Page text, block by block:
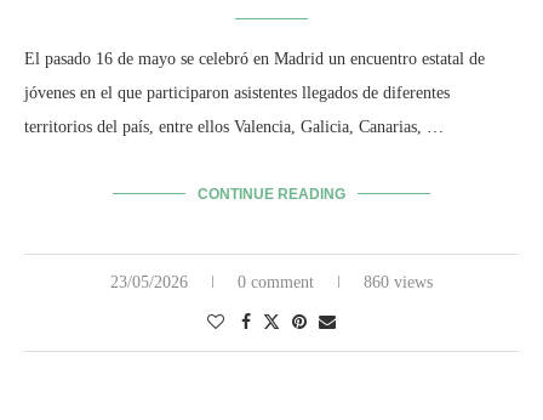
El pasado 16 de mayo se celebró en Madrid un encuentro estatal de
jóvenes en el que participaron asistentes llegados de diferentes
territorios del país, entre ellos Valencia, Galicia, Canarias, …
CONTINUE READING
23/05/2026 0 comment 860 views